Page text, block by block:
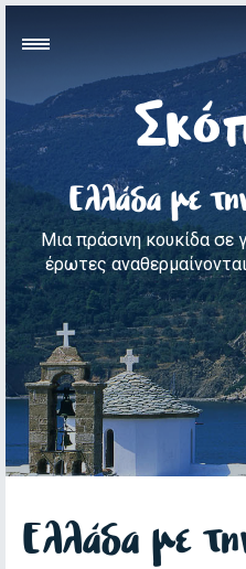
Ελλάδα με
Μια πράσινη κουκίδα σε
έρωτες
Ελλάδα με